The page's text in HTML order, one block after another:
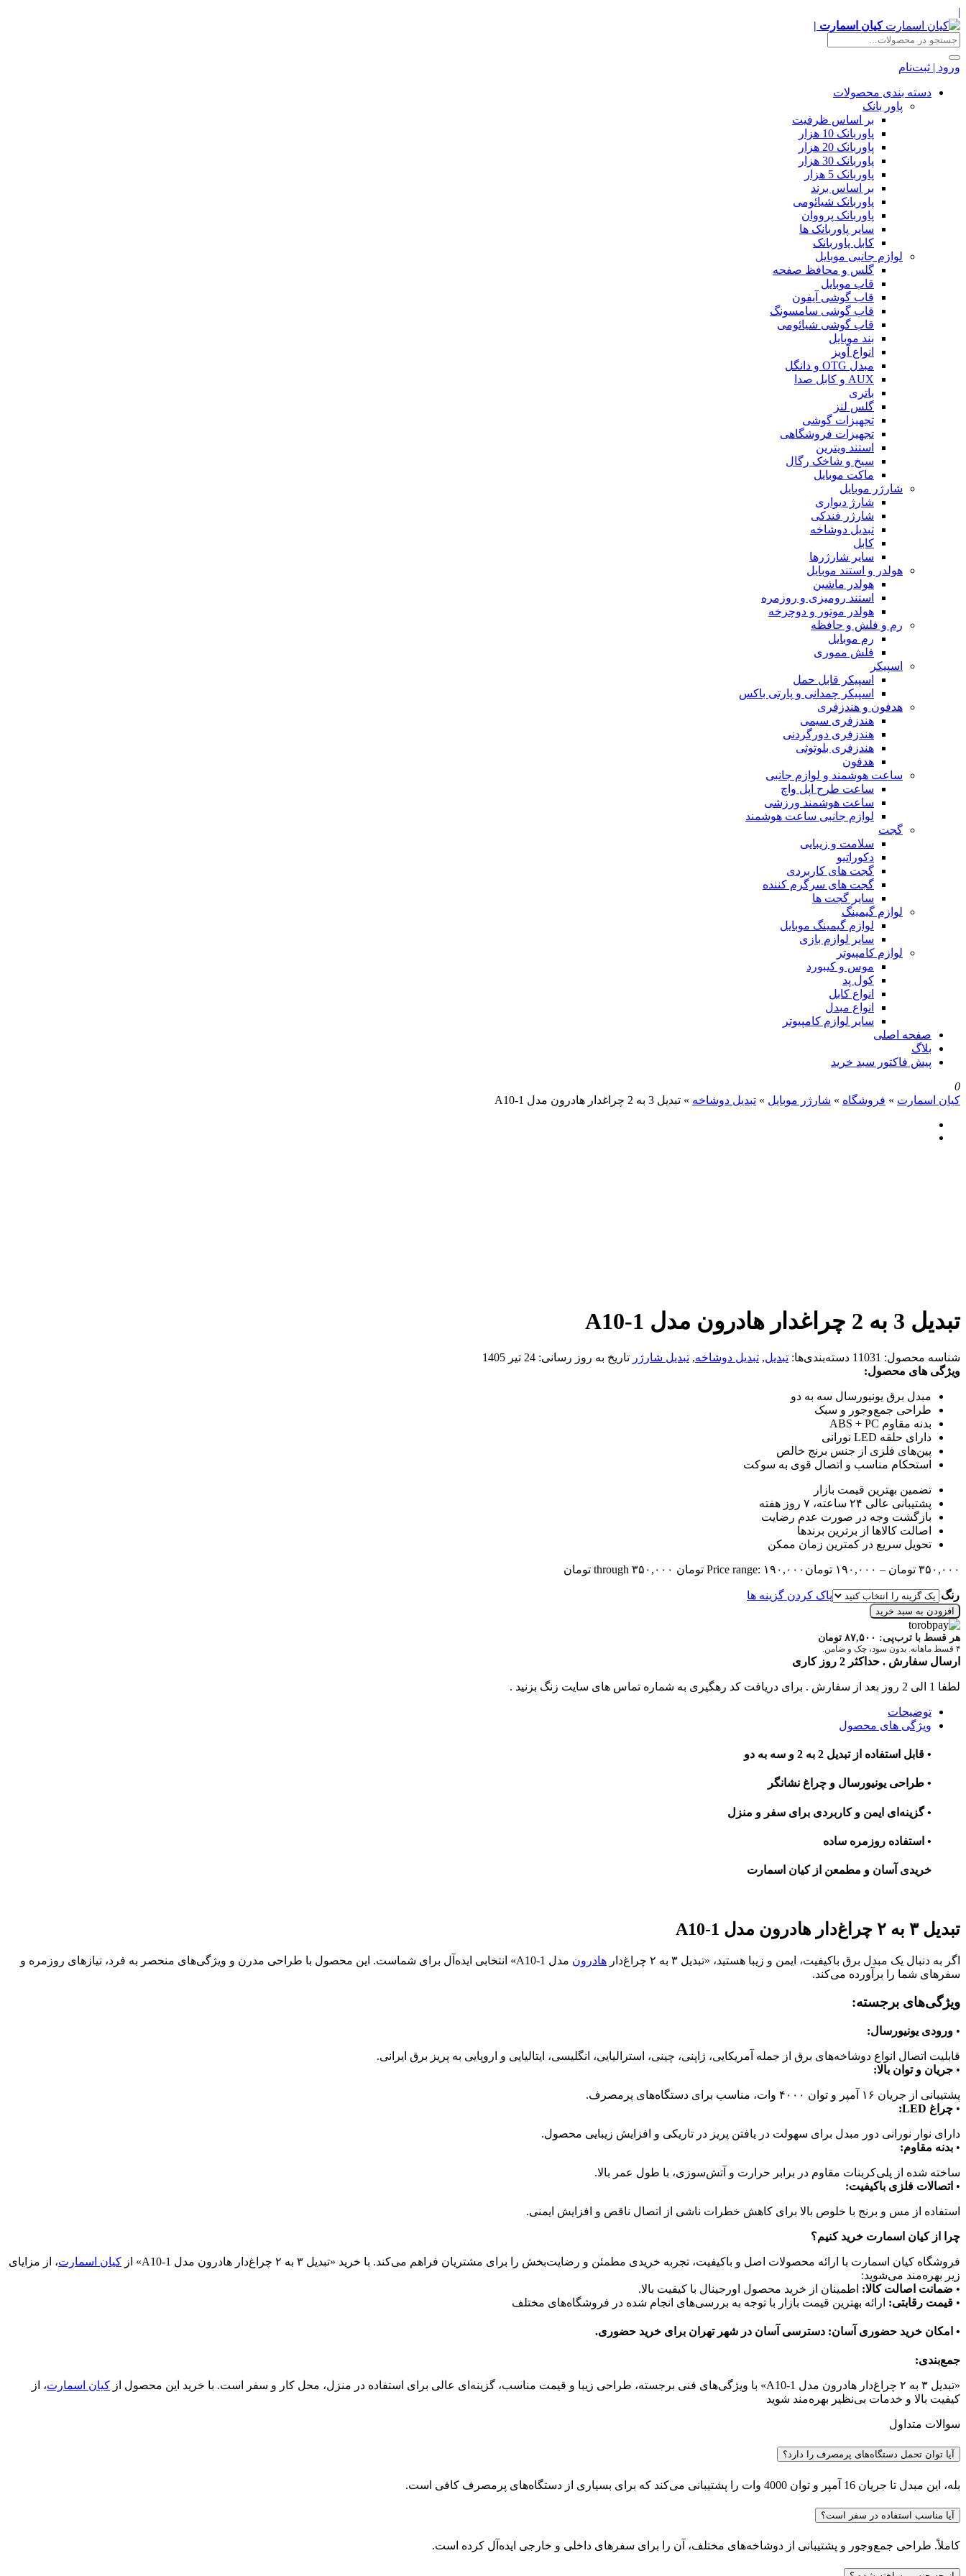
|
کیان اسمارت |
ورود | ثبت‌نام
دسته بندی محصولات
پاور بانک
بر اساس ظرفیت
پاوربانک 10 هزار
پاوربانک 20 هزار
پاوربانک 30 هزار
پاوربانک 5 هزار
بر اساس برند
پاوربانک شیائومی
پاوربانک پرووان
سایر پاوربانک ها
کابل پاوربانک
لوازم جانبی موبایل
گلس و محافظ صفحه
قاب موبایل
قاب گوشی آیفون
قاب گوشی سامسونگ
قاب گوشی شیائومی
بند موبایل
انواع آویز
مبدل OTG و دانگل
AUX و کابل صدا
باتری
گلس لنز
تجهیزات گوشی
تجهیزات فروشگاهی
استند ویترین
سیخ و شاخک رگال
ماکت موبایل
شارژر موبایل
شارژ دیواری
شارژر فندکی
تبدیل دوشاخه
کابل
سایر شارژرها
هولدر و استند موبایل
هولدر ماشین
استند رومیزی و روزمره
هولدر موتور و دوچرخه
رم و فلش و حافظه
رم موبایل
فلش مموری
اسپیکر
اسپیکر قابل حمل
اسپیکر چمدانی و پارتی باکس
هدفون و هندزفری
هندزفری سیمی
هندزفری دورگردنی
هندزفری بلوتوثی
هدفون
ساعت هوشمند و لوازم جانبی
ساعت طرح اپل واچ
ساعت هوشمند ورزشی
لوازم جانبی ساعت هوشمند
گجت
سلامت و زیبایی
دکوراتیو
گجت های کاربردی
گجت های سرگرم کننده
سایر گجت ها
لوازم گیمینگ
لوازم گیمینگ موبایل
سایر لوازم بازی
لوازم کامپیوتر
موس و کیبورد
کول پد
انواع کابل
انواع مبدل
سایر لوازم کامپیوتر
صفحه اصلی
بلاگ
پیش فاکتور سبد خرید
0
کیان اسمارت » فروشگاه » شارژر موبایل » تبدیل دوشاخه » تبدیل 3 به 2 چراغدار هادرون مدل A10-1
تبدیل 3 به 2 چراغدار هادرون مدل A10-1
شناسه محصول: 11031 دسته‌بندی‌ها: تبدیل, تبدیل دوشاخه, تبدیل شارژر تاریخ به روز رسانی: 24 تیر 1405
ویژگی های محصول:
مبدل برق یونیورسال سه به دو
طراحی جمع‌وجور و سبک
بدنه مقاوم ABS + PC
دارای حلقه LED نورانی
پین‌های فلزی از جنس برنج خالص
استحکام مناسب و اتصال قوی به سوکت
تضمین بهترین قیمت بازار
پشتیبانی عالی ۲۴ ساعته، ۷ روز هفته
بازگشت وجه در صورت عدم رضایت
اصالت کالاها از برترین برندها
تحویل سریع در کمترین زمان ممکن
۳۵۰,۰۰۰ تومان – ۱۹۰,۰۰۰ تومان Price range: ۱۹۰,۰۰۰ تومان through ۳۵۰,۰۰۰ تومان
رنگ پاک کردن گزینه ها
افزودن به سبد خرید
هر قسط با ترب‌پی: ۸۷,۵۰۰ تومان
۴ قسط ماهانه. بدون سود، چک و ضامن.
ارسال سفارش . حداکثر 2 روز کاری
لطفا 1 الی 2 روز بعد از سفارش . برای دریافت کد رهگیری به شماره تماس های سایت زنگ بزنید .
توضیحات
ویژگی های محصول
• قابل استفاده از تبدیل 2 به 2 و سه به دو
• طراحی یونیورسال و چراغ نشانگر
• گزینه‌ای ایمن و کاربردی برای سفر و منزل
• استفاده روزمره ساده
خریدی آسان و مطمعن از کیان اسمارت
تبدیل ۳ به ۲ چراغ‌دار هادرون مدل A10-1
اگر به دنبال یک مبدل برق باکیفیت، ایمن و زیبا هستید، «تبدیل ۳ به ۲ چراغ‌دار هادرون
مدل A10-1» انتخابی ایده‌آل برای شماست. این محصول با طراحی مدرن و ویژگی‌های منحصر به فرد، نیازهای روزمره و
سفرهای شما را برآورده می‌کند.
ویژگی‌های برجسته:
• ورودی یونیورسال:
قابلیت اتصال انواع دوشاخه‌های برق از جمله آمریکایی، ژاپنی، چینی، استرالیایی، انگلیسی، ایتالیایی و اروپایی به پریز برق ایرانی.
• جریان و توان بالا:
پشتیبانی از جریان ۱۶ آمپر و توان ۴۰۰۰ وات، مناسب برای دستگاه‌های پرمصرف.
• چراغ LED:
دارای نوار نورانی دور مبدل برای سهولت در یافتن پریز در تاریکی و افزایش زیبایی محصول.
• بدنه مقاوم:
ساخته شده از پلی‌کربنات مقاوم در برابر حرارت و آتش‌سوزی، با طول عمر بالا.
• اتصالات فلزی باکیفیت:
استفاده از مس و برنج با خلوص بالا برای کاهش خطرات ناشی از اتصال ناقص و افزایش ایمنی.
چرا از کیان اسمارت خرید کنیم؟
فروشگاه کیان اسمارت با ارائه محصولات اصل و باکیفیت، تجربه خریدی مطمئن و رضایت‌بخش را برای مشتریان فراهم می‌کند. با خرید «تبدیل ۳ به ۲ چراغ‌دار هادرون مدل A10-1» از کیان اسمارت، از مزایای
زیر بهره‌مند می‌شوید:
• ضمانت اصالت کالا: اطمینان از خرید محصول اورجینال با کیفیت بالا.
• قیمت رقابتی: ارائه بهترین قیمت بازار با توجه به بررسی‌های انجام شده در فروشگاه‌های مختلف
• امکان خرید حضوری آسان: دسترسی آسان در شهر تهران برای خرید حضوری.
جمع‌بندی:
«تبدیل ۳ به ۲ چراغ‌دار هادرون مدل A10-1» با ویژگی‌های فنی برجسته، طراحی زیبا و قیمت مناسب، گزینه‌ای عالی برای استفاده در منزل، محل کار و سفر است. با خرید این محصول از کیان اسمارت، از
کیفیت بالا و خدمات بی‌نظیر بهره‌مند شوید
سوالات متداول
آیا توان تحمل دستگاه‌های پرمصرف را دارد؟
بله، این مبدل تا جریان 16 آمپر و توان 4000 وات را پشتیبانی می‌کند که برای بسیاری از دستگاه‌های پرمصرف کافی است.
آیا مناسب استفاده در سفر است؟
کاملاً. طراحی جمع‌وجور و پشتیبانی از دوشاخه‌های مختلف، آن را برای سفرهای داخلی و خارجی ایده‌آل کرده است.